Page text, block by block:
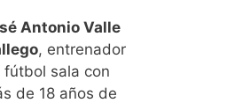
Antonio Valle
, entrenador
fútbol sala con
de 18 años de